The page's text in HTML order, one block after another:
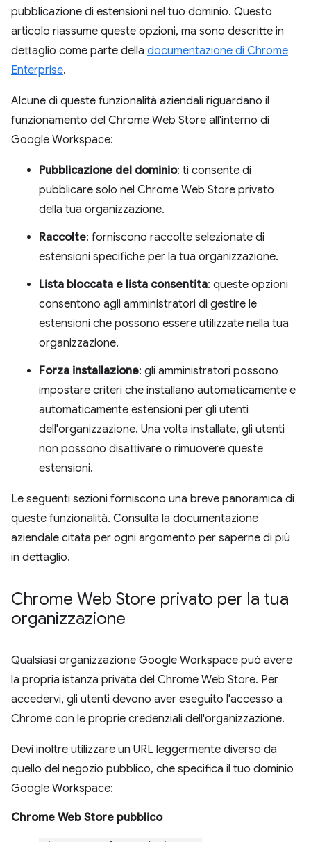
pubblicazione di estensioni nel tuo dominio. Questo
articolo riassume queste opzioni, ma sono descritte in
dettaglio come parte della documentazione di Chrome
Enterprise.
Alcune di queste funzionalità aziendali riguardano il
funzionamento del Chrome Web Store all'interno di
Google Workspace:
Pubblicazione del dominio: ti consente di
pubblicare solo nel Chrome Web Store privato
della tua organizzazione.
Raccolte: forniscono raccolte selezionate di
estensioni specifiche per la tua organizzazione.
Lista bloccata e lista consentita: queste opzioni
consentono agli amministratori di gestire le
estensioni che possono essere utilizzate nella tua
organizzazione.
Forza installazione: gli amministratori possono
impostare criteri che installano automaticamente e
automaticamente estensioni per gli utenti
dell'organizzazione. Una volta installate, gli utenti
non possono disattivare o rimuovere queste
estensioni.
Le seguenti sezioni forniscono una breve panoramica di
queste funzionalità. Consulta la documentazione
aziendale citata per ogni argomento per saperne di più
in dettaglio.
Chrome Web Store privato per la tua
organizzazione
Qualsiasi organizzazione Google Workspace può avere
la propria istanza privata del Chrome Web Store. Per
accedervi, gli utenti devono aver eseguito l'accesso a
Chrome con le proprie credenziali dell'organizzazione.
Devi inoltre utilizzare un URL leggermente diverso da
quello del negozio pubblico, che specifica il tuo dominio
Google Workspace:
Chrome Web Store pubblico